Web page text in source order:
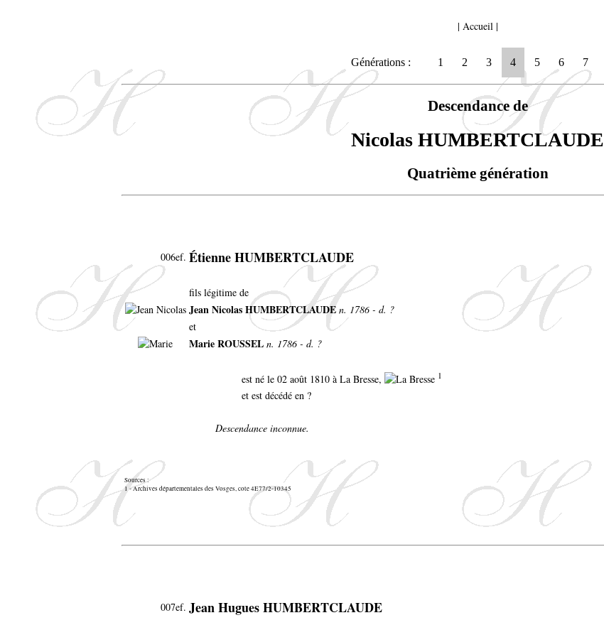
| Accueil|
Générations : 1 2 3 4 5 6 7
Descendance de
Nicolas HUMBERTCLAUDE
Quatrième génération
006ef. Étienne HUMBERTCLAUDE
fils légitime de
Jean Nicolas HUMBERTCLAUDE n. 1786 - d. ?
et
Marie ROUSSEL n. 1786 - d. ?
est né le 02 août 1810 à La Bresse, 1
et est décédé en ?
Descendance inconnue.
Sources :
1 - Archives départementales des Vosges, cote 4E77/2-10345
007ef. Jean Hugues HUMBERTCLAUDE